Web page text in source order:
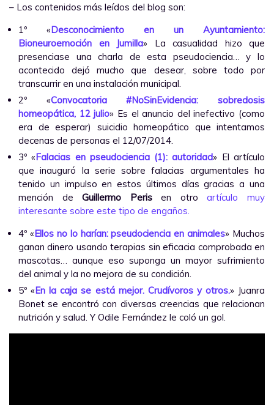
– Los contenidos más leídos del blog son:
1º «Desconocimiento en un Ayuntamiento:
Bioneuroemoción en Jumilla» La casualidad hizo que
presenciase una charla de esta pseudociencia… y lo
acontecido dejó mucho que desear, sobre todo por
transcurrir en una instalación municipal.
2º «Convocatoria #NoSinEvidencia: sobredosis
homeopática, 12 julio» Es el anuncio del inefectivo (como
era de esperar) suicidio homeopático que intentamos
decenas de personas el 12/07/2014.
3º «Falacias en pseudociencia (1): autoridad» El artículo
que inauguró la serie sobre falacias argumentales ha
tenido un impulso en estos últimos días gracias a una
mención deGuillermo Perisen otroartículo muy
interesante sobre este tipo de engaños.
4º «Ellos no lo harían: pseudociencia en animales» Muchos
ganan dinero usando terapias sin eficacia comprobada en
mascotas… aunque eso suponga un mayor sufrimiento
del animal y la no mejora de su condición.
5º «En la caja se está mejor. Crudívoros y otros.» Juanra
Bonet se encontró con diversas creencias que relacionan
nutrición y salud. Y Odile Fernández le coló un gol.